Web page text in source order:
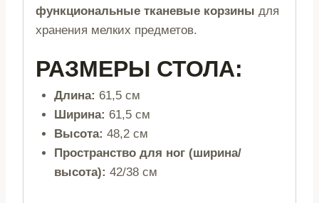
функциональные тканевые корзины для
хранения мелких предметов.
РАЗМЕРЫ СТОЛА:
Длина: 61,5 см
Ширина: 61,5 см
Высота: 48,2 см
Пространство для ног (ширина/
высота): 42/38 см